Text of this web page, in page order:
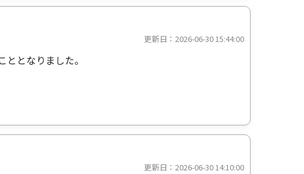
更新日：2026-06-30 15:44:00
となりました。
更新日：2026-06-30 14:10:00